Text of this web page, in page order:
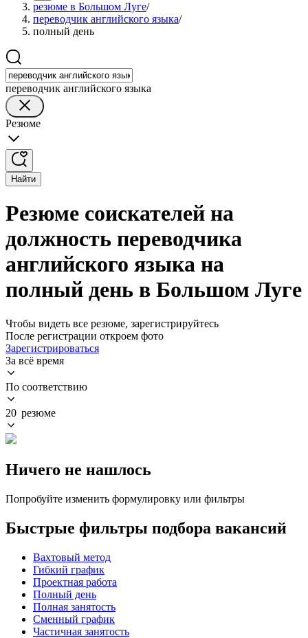
резюме в Большом Луге/
переводчик английского языка/
полный день
переводчик английского языка
Резюме
Найти
Резюме соискателей на
должность переводчика
английского языка на
полный день в Большом Луге
Чтобы видеть все резюме, зарегистрируйтесь
После регистрации откроем фото
Зарегистрироваться
За всё время
По соответствию
20 резюме
Ничего не нашлось
Попробуйте изменить формулировку или фильтры
Быстрые фильтры подбора вакансий
Вахтовый метод
Гибкий график
Проектная работа
Полный день
Полная занятость
Сменный график
Частичная занятость